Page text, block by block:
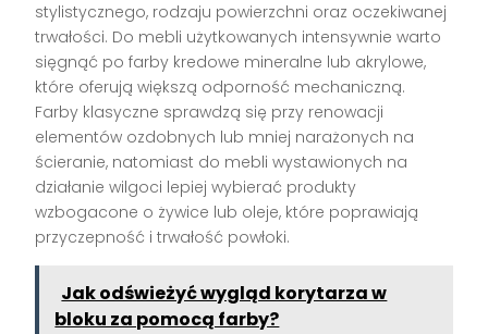
stylistycznego, rodzaju powierzchni oraz oczekiwanej
trwałości. Do mebli użytkowanych intensywnie warto
sięgnąć po farby kredowe mineralne lub akrylowe,
które oferują większą odporność mechaniczną.
Farby klasyczne sprawdzą się przy renowacji
elementów ozdobnych lub mniej narażonych na
ścieranie, natomiast do mebli wystawionych na
działanie wilgoci lepiej wybierać produkty
wzbogacone o żywice lub oleje, które poprawiają
przyczepność i trwałość powłoki.
Jak odświeżyć wygląd korytarza w
bloku za pomocą farby?